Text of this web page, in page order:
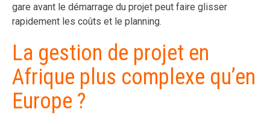
gare avant le démarrage du projet peut faire glisser
rapidement les coûts et le planning.
La gestion de projet en
Afrique plus complexe qu’en
Europe ?